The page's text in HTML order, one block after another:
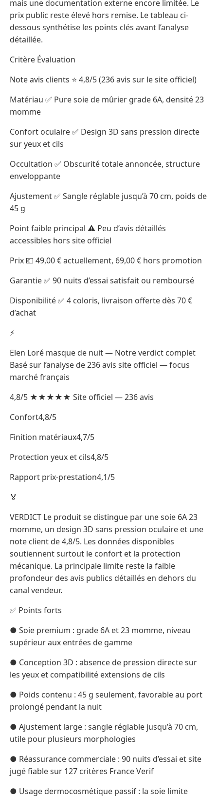
mais une documentation externe encore limitée. Le
prix public reste élevé hors remise. Le tableau ci-
dessous synthétise les points clés avant l’analyse
détaillée.
Critère Évaluation
Note avis clients ⭐ 4,8/5 (236 avis sur le site officiel)
Matériau ✅ Pure soie de mûrier grade 6A, densité 23
momme
Confort oculaire ✅ Design 3D sans pression directe
sur yeux et cils
Occultation ✅ Obscurité totale annoncée, structure
enveloppante
Ajustement ✅ Sangle réglable jusqu’à 70 cm, poids de
45 g
Point faible principal ⚠️ Peu d’avis détaillés
accessibles hors site officiel
Prix 💶 49,00 € actuellement, 69,00 € hors promotion
Garantie ✅ 90 nuits d’essai satisfait ou remboursé
Disponibilité ✅ 4 coloris, livraison offerte dès 70 €
d’achat
⚡
Elen Loré masque de nuit — Notre verdict complet
Basé sur l’analyse de 236 avis site officiel — focus
marché français
4,8/5 ★★★★★ Site officiel — 236 avis
Confort4,8/5
Finition matériaux4,7/5
Protection yeux et cils4,8/5
Rapport prix-prestation4,1/5
🏅
VERDICT Le produit se distingue par une soie 6A 23
momme, un design 3D sans pression oculaire et une
note client de 4,8/5. Les données disponibles
soutiennent surtout le confort et la protection
mécanique. La principale limite reste la faible
profondeur des avis publics détaillés en dehors du
canal vendeur.
✅ Points forts
● Soie premium : grade 6A et 23 momme, niveau
supérieur aux entrées de gamme
● Conception 3D : absence de pression directe sur
les yeux et compatibilité extensions de cils
● Poids contenu : 45 g seulement, favorable au port
prolongé pendant la nuit
● Ajustement large : sangle réglable jusqu’à 70 cm,
utile pour plusieurs morphologies
● Réassurance commerciale : 90 nuits d’essai et site
jugé fiable sur 127 critères France Verif
● Usage dermocosmétique passif : la soie limite